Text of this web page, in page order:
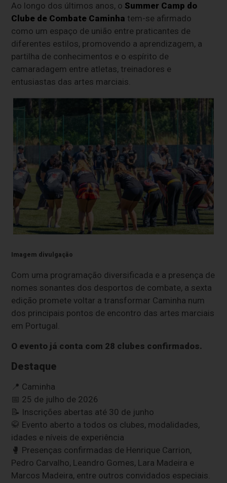
Ao longo dos últimos anos, o Summer Camp do
Clube de Combate Caminha tem-se afirmado
como um espaço de união entre praticantes de
diferentes estilos, promovendo a aprendizagem, a
partilha de conhecimentos e o espírito de
camaradagem entre atletas, treinadores e
entusiastas das artes marciais.
Imagem divulgação
Com uma programação diversificada e a presença de
nomes sonantes dos desportos de combate, a sexta
edição promete voltar a transformar Caminha num
dos principais pontos de encontro das artes marciais
em Portugal.
O evento já conta com 28 clubes confirmados.
Destaque
📍 Caminha
📅 25 de julho de 2026
📝 Inscrições abertas até 30 de junho
🥋 Evento aberto a todos os clubes, modalidades,
idades e níveis de experiência
🥊 Presenças confirmadas de Henrique Carrion,
Pedro Carvalho, Leandro Gomes, Lara Madeira e
Marcos Madeira, entre outros convidados especiais.